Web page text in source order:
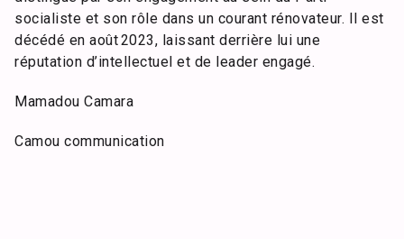
socialiste et son rôle dans un courant rénovateur. Il est
décédé en août 2023, laissant derrière lui une
réputation d’intellectuel et de leader engagé.
Mamadou Camara
Camou communication